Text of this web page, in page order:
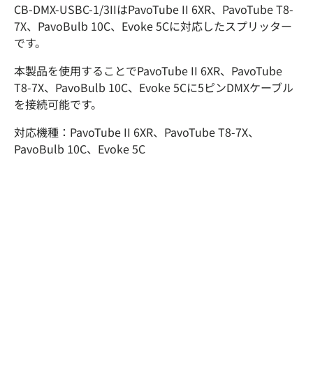
CB-DMX-USBC-1/3IIはPavoTube II 6XR、PavoTube T8-
7X、PavoBulb 10C、Evoke 5Cに対応したスプリッター
です。
本製品を使用することでPavoTube II 6XR、PavoTube
T8-7X、PavoBulb 10C、Evoke 5Cに5ピンDMXケーブル
を接続可能です。
対応機種：PavoTube II 6XR、PavoTube T8-7X、
PavoBulb 10C、Evoke 5C